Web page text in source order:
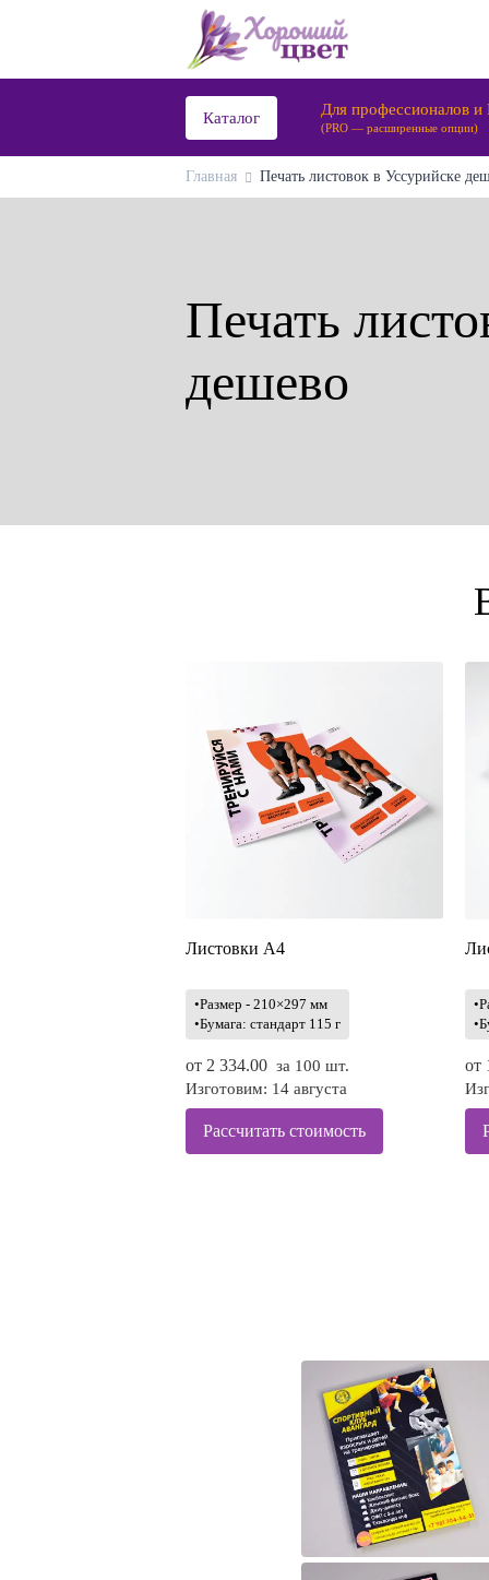
Каталог Для профессионалов и
(PRO — расширенные опции)
Главная Печать листовок в Уссурийске
Печать
дешево
Листовки А4
•Размер - 210×297 мм
•Бумага: стандарт 115 г
от 2 334.00 за 100 шт.
Изготовим: 14 августа
Рассчитать стоимость
от